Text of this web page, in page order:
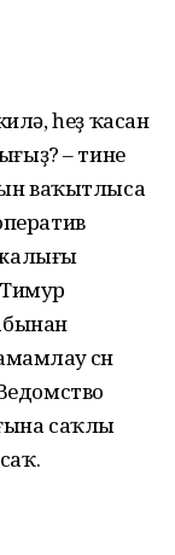
һеҙ ҡасан
– тине
ваҡытлыса
өсөн
саҡлы